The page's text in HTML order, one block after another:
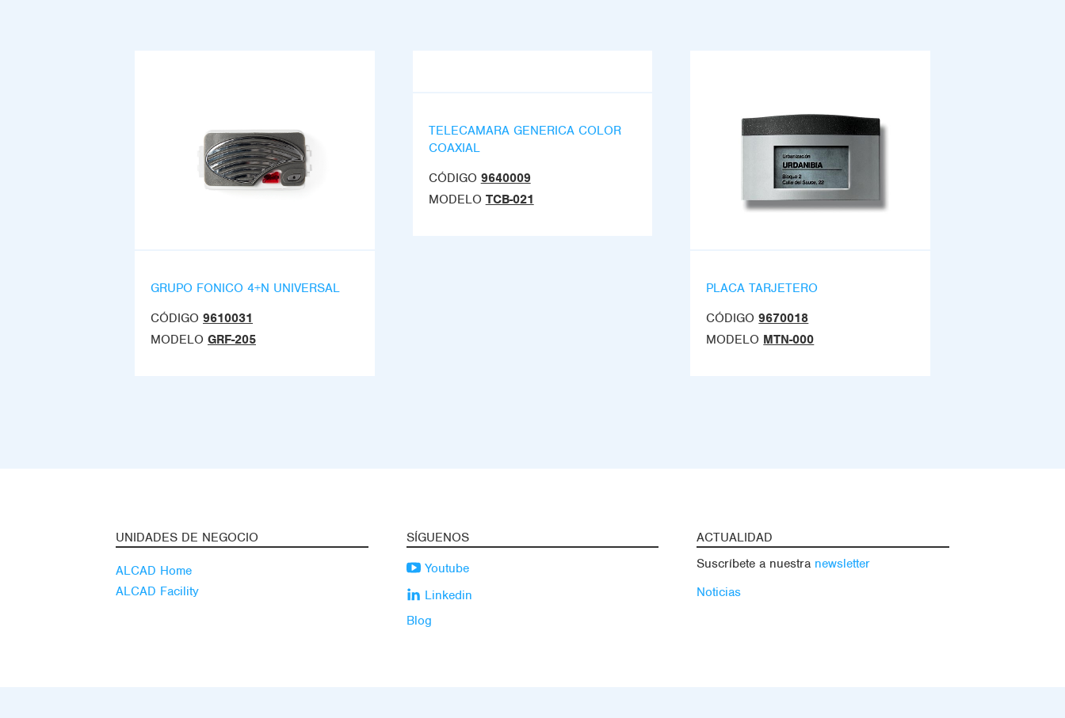
GRUPO FONICO 4+N UNIVERSAL
CÓDIGO 9610031
MODELO GRF-205
TELECAMARA GENERICA COLOR
COAXIAL
CÓDIGO 9640009
MODELO TCB-021
PLACA TARJETERO
CÓDIGO 9670018
MODELO MTN-000
UNIDADES DE NEGOCIO
ALCAD Home
ALCAD Facility
SÍGUENOS
Youtube
Linkedin
Blog
ACTUALIDAD
Suscríbete a nuestra newsletter
Noticias